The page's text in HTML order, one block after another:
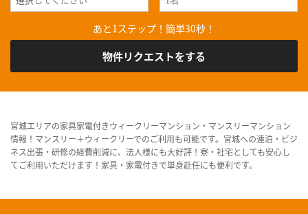
あと1ステップ！簡単30秒！
物件リクエストをする
宮城エリアの家具家電付きウィークリーマンション・マンスリーマンション
情報！マンスリー＋ウィークリーでのご利用も可能です。宮城への連泊・ビジ
ネス出張・研修の経費削減に、法人様にも大好評！寮・社宅としても安心し
てご利用いただけます！家具・家電付きで単身赴任にも便利です。